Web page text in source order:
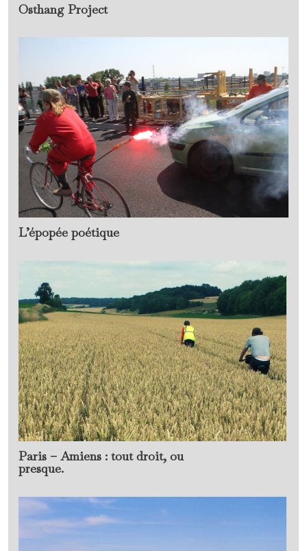
Osthang Project
L’épopée poétique
Paris – Amiens : tout droit, ou
presque.